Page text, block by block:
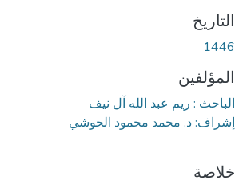
التاريخ
1446
المؤلفين
الباحث : ريم عبد الله آل نيف
إشراف: د. محمد محمود الحوشي
خلاصة